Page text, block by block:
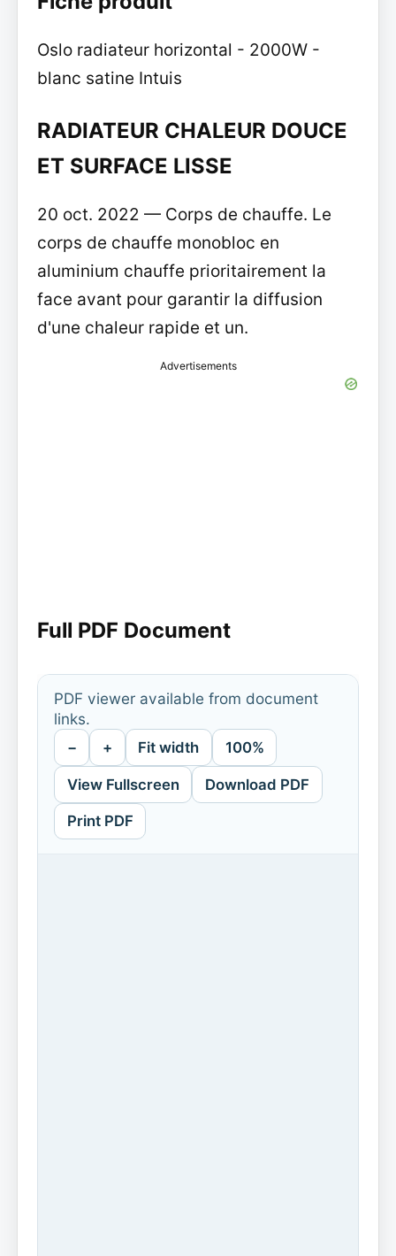
Oslo radiateur horizontal - 2000W -
blanc satine Intuis
RADIATEUR CHALEUR DOUCE
ET SURFACE LISSE
20 oct. 2022 — Corps de chauffe. Le
corps de chauffe monobloc en
aluminium chauffe prioritairement la
face avant pour garantir la diffusion
d'une chaleur rapide et un.
Advertisements
Full PDF Document
PDF viewer available from document
links.
− + Fit width 100%
View Fullscreen Download PDF
Print PDF